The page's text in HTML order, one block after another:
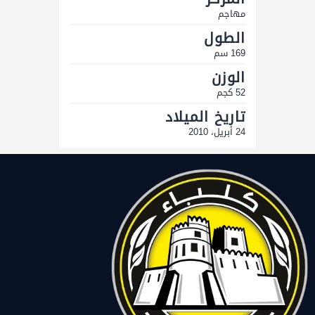
مهاجم
الطول
169 سم
الوزن
52 كجم
تاريخ الميلاد
24 أبريل، 2010